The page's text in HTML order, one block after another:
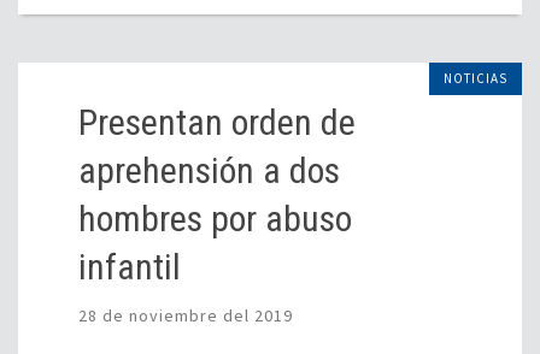
NOTICIAS
Presentan orden de
aprehensión a dos
hombres por abuso
infantil
28 de noviembre del 2019